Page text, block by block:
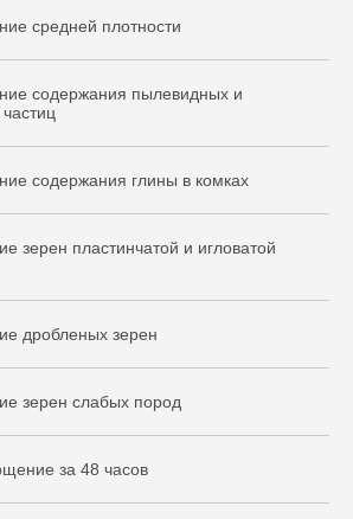
средней плотности
содержания пылевидных и
содержания глины в комках
зерен пластинчатой и игловатой
дробленых зерен
зерен слабых пород
за 48 часов